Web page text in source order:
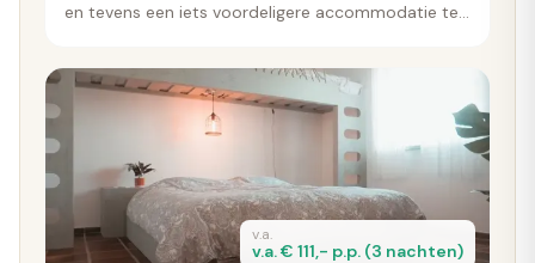
en tevens een iets voordeligere accommodatie te
uiteraard inbegrepen. Ook heb je een eigen
badkamer.
v.a.
v.a. € 111,- p.p. (3 nachten)